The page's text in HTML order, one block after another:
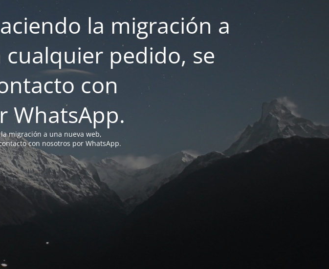
la migración a
pedido, se
con
WhatsApp.
migración a una nueva web,
con nosotros por WhatsApp.